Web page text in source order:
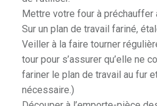
Mettre votre four à préchauffer
Sur un plan de travail fariné,
Veiller à la faire tourner
tour pour s’assurer qu’elle ne
fariner le plan de travail au fur
nécessaire.)